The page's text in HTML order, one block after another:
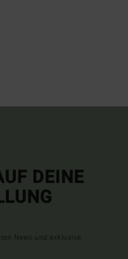
DEINE
News und exklusive